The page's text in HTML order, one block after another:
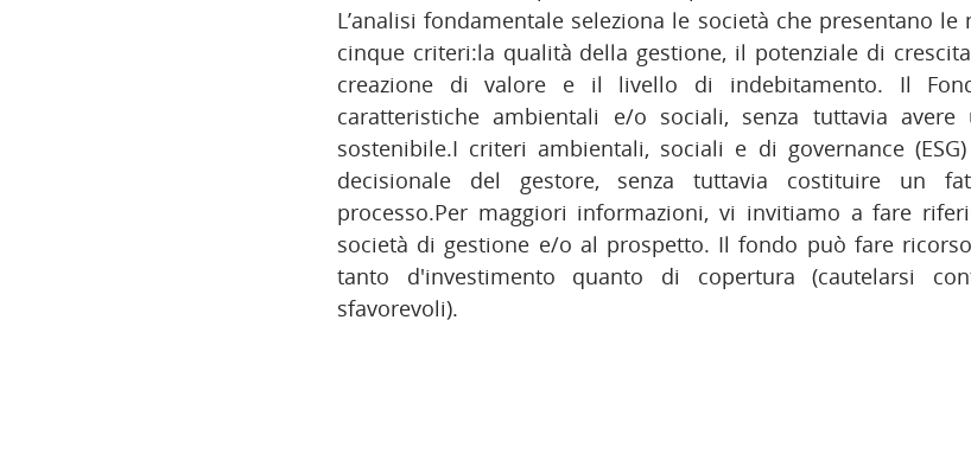
L’analisi fondamentale seleziona le società che presentano
cinque criteri:la qualità della gestione, il potenziale di
creazione di valore e il livello di indebitamento. Il
caratteristiche ambientali e/o sociali, senza tuttavia
sostenibile.I criteri ambientali, sociali e di governance
decisionale del gestore, senza tuttavia costituire un
processo.Per maggiori informazioni, vi invitiamo a fare
società di gestione e/o al prospetto. Il fondo può fare
tanto d'investimento quanto di copertura (cautelarsi
sfavorevoli).